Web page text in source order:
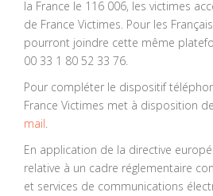
la France le 116 006, les victimes
de France Victimes. Pour les
pourront joindre cette même
00 33 1 80 52 33 76.
Pour compléter le dispositif
France Victimes met à disposition
mail.
En application de la directive
relative à un cadre réglementaire
et services de communications